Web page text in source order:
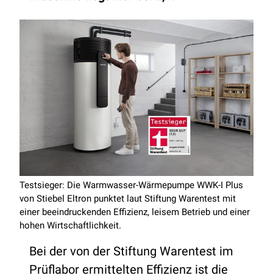
Testsieger: Die Warmwasser-Wärmepumpe WWK-I Plus
von Stiebel Eltron punktet laut Stiftung Warentest mit
einer beeindruckenden Effizienz, leisem Betrieb und einer
hohen Wirtschaftlichkeit.
Bei der von der Stiftung Warentest im
Prüflabor ermittelten Effizienz ist die